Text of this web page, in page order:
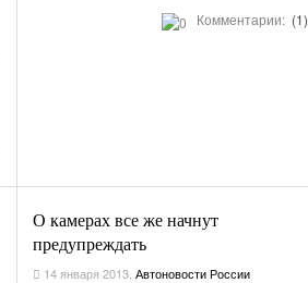
Комментарии: (1)
О камерах все же начнут
предупреждать
14 января 2013 ,Автоновости России